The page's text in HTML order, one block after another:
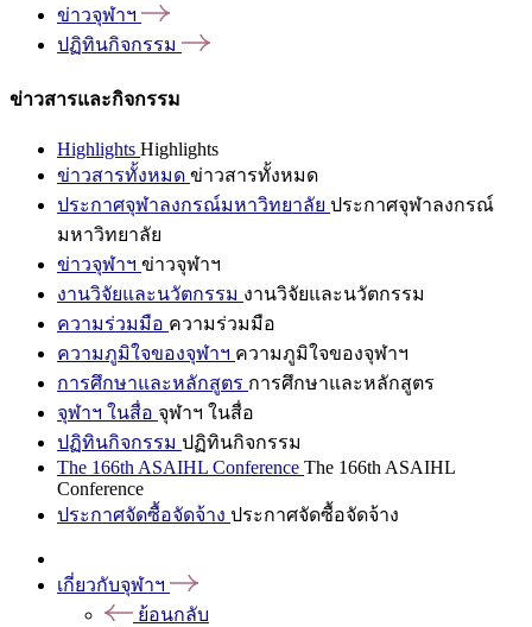
ข่าวจุฬาฯ
ปฏิทินกิจกรรม
ข่าวสารและกิจกรรม
Highlights Highlights
ข่าวสารทั้งหมด ข่าวสารทั้งหมด
ประกาศจุฬาลงกรณ์มหาวิทยาลัย ประกาศจุฬาลงกรณ์
มหาวิทยาลัย
ข่าวจุฬาฯ ข่าวจุฬาฯ
งานวิจัยและนวัตกรรม งานวิจัยและนวัตกรรม
ความร่วมมือ ความร่วมมือ
ความภูมิใจของจุฬาฯ ความภูมิใจของจุฬาฯ
การศึกษาและหลักสูตร การศึกษาและหลักสูตร
จุฬาฯ ในสื่อ จุฬาฯ ในสื่อ
ปฏิทินกิจกรรม ปฏิทินกิจกรรม
The 166th ASAIHL Conference The 166th ASAIHL
Conference
ประกาศจัดซื้อจัดจ้าง ประกาศจัดซื้อจัดจ้าง
เกี่ยวกับจุฬาฯ
ย้อนกลับ